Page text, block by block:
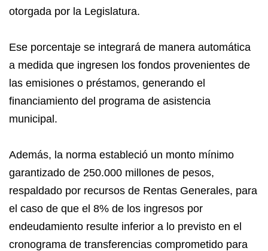
otorgada por la Legislatura.
Ese porcentaje se integrará de manera automática
a medida que ingresen los fondos provenientes de
las emisiones o préstamos, generando el
financiamiento del programa de asistencia
municipal.
Además, la norma estableció un monto mínimo
garantizado de 250.000 millones de pesos,
respaldado por recursos de Rentas Generales, para
el caso de que el 8% de los ingresos por
endeudamiento resulte inferior a lo previsto en el
cronograma de transferencias comprometido para